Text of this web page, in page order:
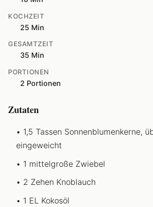
KOCHZEIT
25 Min
GESAMTZEIT
35 Min
PORTIONEN
2 Portionen
Zutaten
1,5 Tassen Sonnenblumenkerne,
eingeweicht
1 mittelgroße Zwiebel
2 Zehen Knoblauch
1 EL Kokosöl